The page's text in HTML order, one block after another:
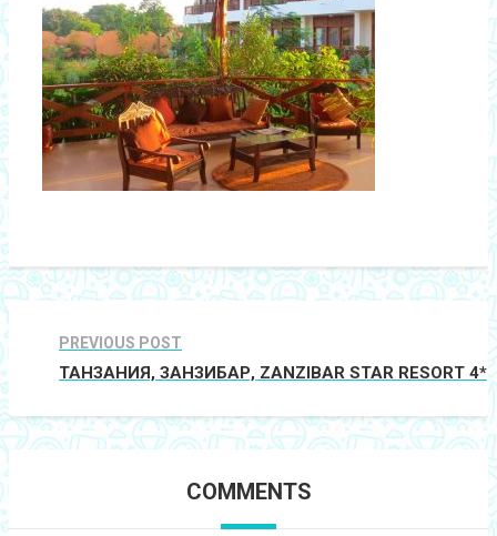
PREVIOUS POST
ТАНЗАНИЯ, ЗАНЗИБАР, ZANZIBAR STAR RESORT 4*
COMMENTS